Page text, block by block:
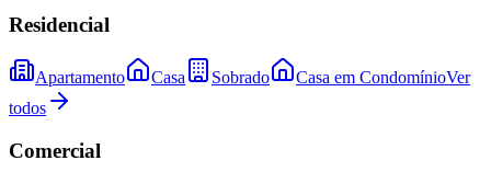
Residencial
Apartamento Casa Sobrado Casa em CondomínioVer
todos
Comercial